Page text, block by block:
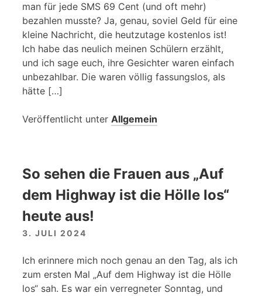
man für jede SMS 69 Cent (und oft mehr)
bezahlen musste? Ja, genau, soviel Geld für eine
kleine Nachricht, die heutzutage kostenlos ist!
Ich habe das neulich meinen Schülern erzählt,
und ich sage euch, ihre Gesichter waren einfach
unbezahlbar. Die waren völlig fassungslos, als
hätte […]
Veröffentlicht unter Allgemein
So sehen die Frauen aus „Auf
dem Highway ist die Hölle los“
heute aus!
3. JULI 2024
Ich erinnere mich noch genau an den Tag, als ich
zum ersten Mal „Auf dem Highway ist die Hölle
los“ sah. Es war ein verregneter Sonntag, und